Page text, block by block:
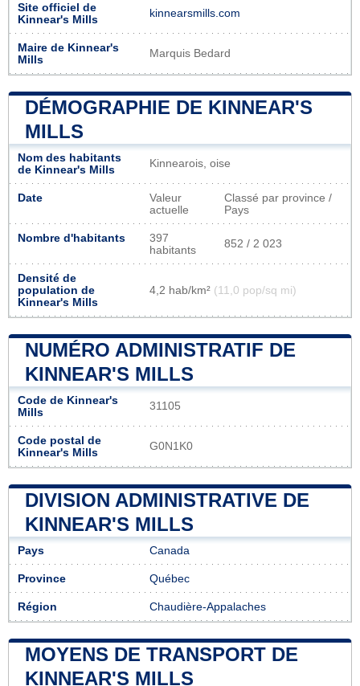
Site officiel de
Kinnear's Mills
kinnearsmills.com
Maire de Kinnear's
Mills
Marquis Bedard
DÉMOGRAPHIE DE KINNEAR'S
MILLS
Nom des habitants
de Kinnear's Mills
Kinnearois, oise
Date
Valeur
actuelle
Classé par province /
Pays
Nombre d'habitants
397
habitants
852 / 2 023
Densité de
population de
Kinnear's Mills
4,2 hab/km² (11,0 pop/sq mi)
NUMÉRO ADMINISTRATIF DE
KINNEAR'S MILLS
Code de Kinnear's
Mills
31105
Code postal de
Kinnear's Mills
G0N1K0
DIVISION ADMINISTRATIVE DE
KINNEAR'S MILLS
Pays Canada
Province Québec
Région Chaudière-Appalaches
MOYENS DE TRANSPORT DE
KINNEAR'S MILLS